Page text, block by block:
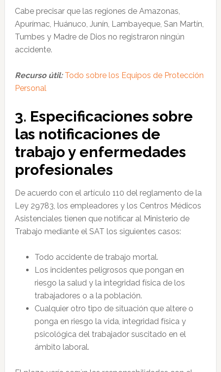
Cabe precisar que las regiones de Amazonas,
Apurímac, Huánuco, Junín, Lambayeque, San Martín,
Tumbes y Madre de Dios no registraron ningún
accidente.
Recurso útil: Todo sobre los Equipos de Protección
Personal
3. Especificaciones sobre
las notificaciones de
trabajo y enfermedades
profesionales
De acuerdo con el artículo 110 del reglamento de la
Ley 29783, los empleadores y los Centros Médicos
Asistenciales tienen que notificar al Ministerio de
Trabajo mediante el SAT los siguientes casos:
Todo accidente de trabajo mortal.
Los incidentes peligrosos que pongan en
riesgo la salud y la integridad física de los
trabajadores o a la población.
Cualquier otro tipo de situación que altere o
ponga en riesgo la vida, integridad física y
psicológica del trabajador suscitado en el
ámbito laboral.